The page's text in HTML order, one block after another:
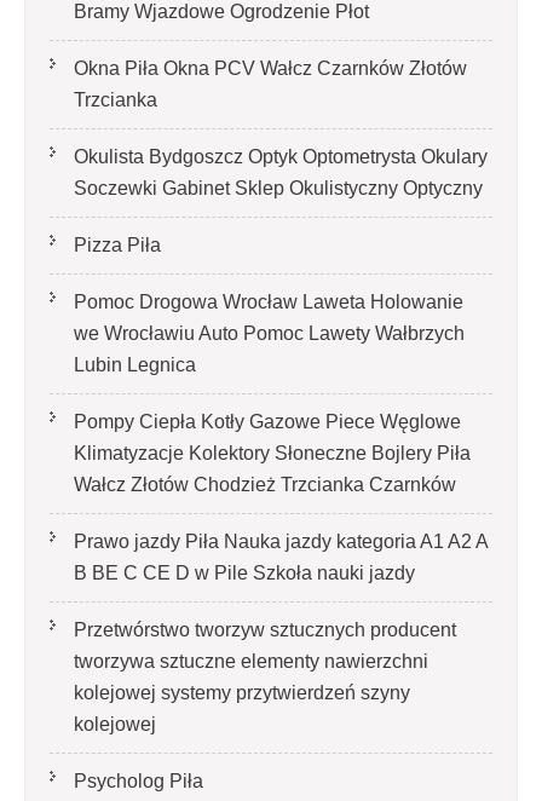
Bramy Wjazdowe Ogrodzenie Płot
Okna Piła Okna PCV Wałcz Czarnków Złotów
Trzcianka
Okulista Bydgoszcz Optyk Optometrysta Okulary
Soczewki Gabinet Sklep Okulistyczny Optyczny
Pizza Piła
Pomoc Drogowa Wrocław Laweta Holowanie
we Wrocławiu Auto Pomoc Lawety Wałbrzych
Lubin Legnica
Pompy Ciepła Kotły Gazowe Piece Węglowe
Klimatyzacje Kolektory Słoneczne Bojlery Piła
Wałcz Złotów Chodzież Trzcianka Czarnków
Prawo jazdy Piła Nauka jazdy kategoria A1 A2 A
B BE C CE D‎ w Pile Szkoła nauki jazdy
Przetwórstwo tworzyw sztucznych producent
tworzywa sztuczne elementy nawierzchni
kolejowej systemy przytwierdzeń szyny
kolejowej
Psycholog Piła